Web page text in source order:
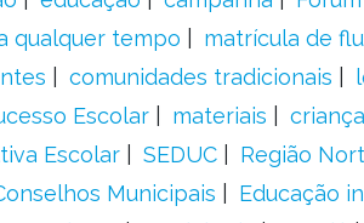
qualquer tempo matrícula de
comunidades tradicionais
Escolar materiais criança
Escolar SEDUC Região
Municipais Educação